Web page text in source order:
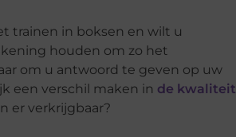
trainen in boksen en wilt u
houden om zo het
om u antwoord te geven op uw
een verschil maken in de kwaliteit
er verkrijgbaar?